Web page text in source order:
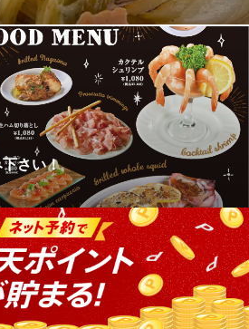
パールレジャービル1F
と意外な、和と洋を巧みに組み合わせ
風パスタは得意分野！一番人気の『サ
ームソース』は、白ネギを一度焼いて
わせ味噌と生クリームのソースに絡め
ソースを使った洋風パスタも本格派で
駅 徒歩5分
こだまレジャービルB1
さい！
生地の本格ナポリピザ、店内蒸しの中
フのこだわりが光るメニューを多数ご
人一人の”好物”がきっとみつかります。